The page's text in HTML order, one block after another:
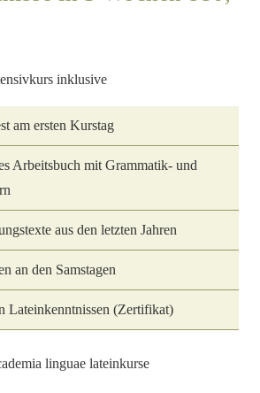
inklusive
am ersten Kurstag
Arbeitsbuch mit Grammatik- und
aus den letzten Jahren
an den Samstagen
Lateinkenntnissen (Zertifikat)